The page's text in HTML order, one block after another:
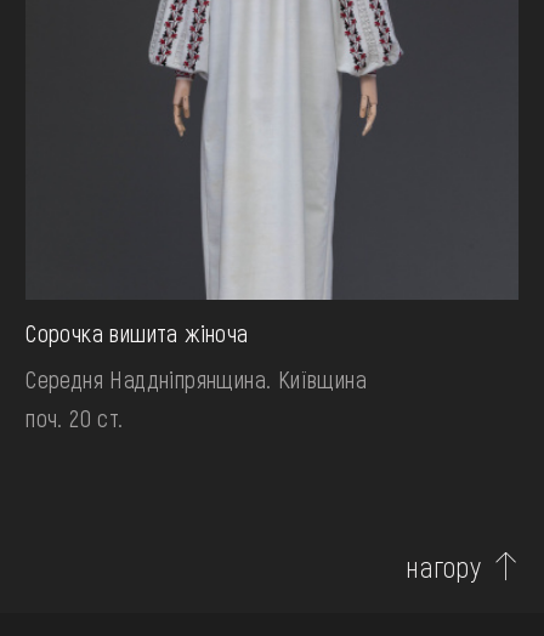
Сорочка вишита жіноча
Середня Наддніпрянщина. Київщина
поч. 20 ст.
нагору